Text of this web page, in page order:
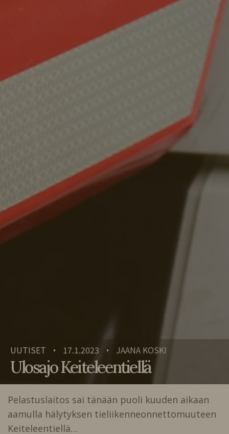
UUTISET • 17.1.2023 • JAANA KOSKI
Ulosajo Keiteleentiellä
Pelastuslaitos sai tänään puoli kuuden aikaan
aamulla hälytyksen tieliikenneonnettomuuteen
Keiteleentiellä…